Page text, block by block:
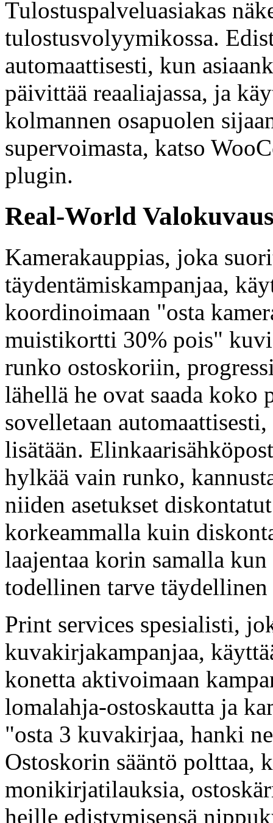
Tulostuspalveluasiakas
tulostusvolyymikossa.
automaattisesti, kun
päivittää reaaliajassa, ja
kolmannen osapuolen
supervoimasta, katso
plugin.
Real-World
Kamerakauppias, joka
täydentämiskampanjaa,
koordinoimaan "osta
muistikortti 30% pois"
runko ostoskoriin,
lähellä he ovat saada
sovelletaan
lisätään.
hylkää vain runko,
niiden asetukset
korkeammalla kuin
laajentaa korin samalla
todellinen tarve
Print services spesialisti,
kuvakirjakampanjaa,
konetta aktivoimaan
lomalahja-ostoskautta ja
"osta 3 kuvakirjaa, hanki
Ostoskorin sääntö polttaa,
monikirjatilauksia,
heille edistymisensä